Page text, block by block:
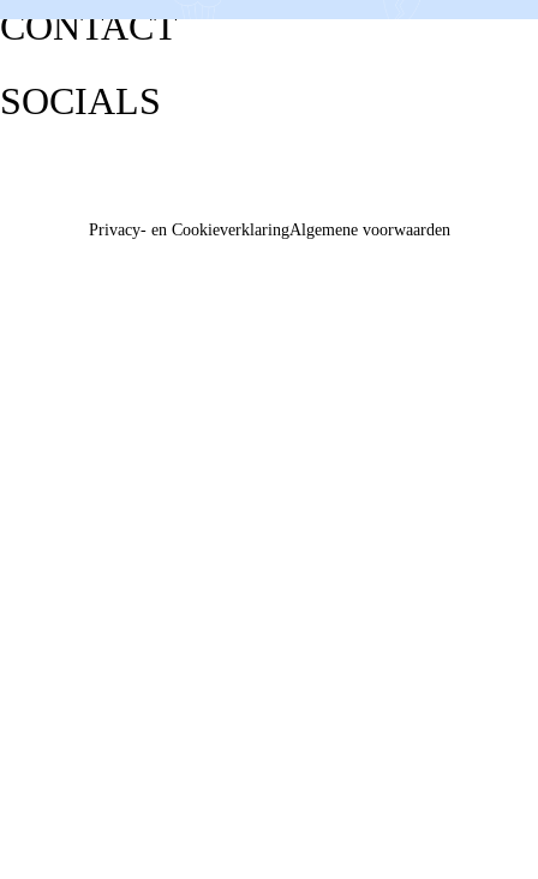
CONTACT
SOCIALS
Privacy- en CookieverklaringAlgemene voorwaarden